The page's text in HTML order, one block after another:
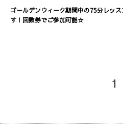
ゴールデンウィーク期間中の75分レッ
す！回数券でご参加可能☆
1